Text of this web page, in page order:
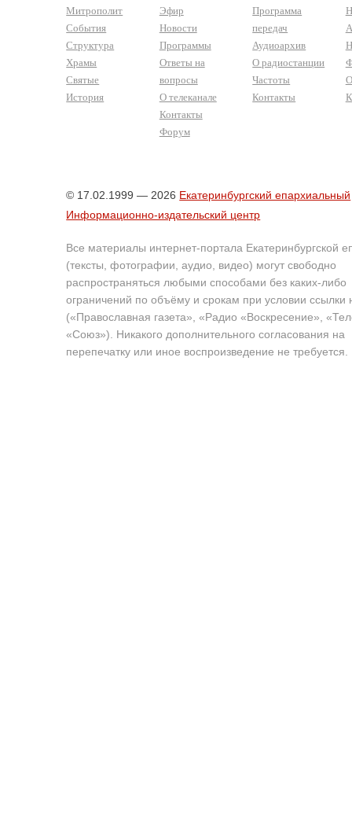
Митрополит
События
Структура
Храмы
Святые
История
Эфир
Новости
Программы
Ответы на
вопросы
О телеканале
Контакты
Форум
Программа
передач
Аудиоархив
О радиостанции
Частоты
Контакты
© 17.02.1999 — 2026 Екатеринбургский епархиальный
Информационно-издательский центр
Все материалы интернет-портала Екатеринбургской
(тексты, фотографии, аудио, видео) могут свободно
распространяться любыми способами без каких-либо
ограничений по объёму и срокам при условии ссылки
(«Православная газета», «Радио «Воскресение»,
«Союз»). Никакого дополнительного согласования на
перепечатку или иное воспроизведение не требуется.